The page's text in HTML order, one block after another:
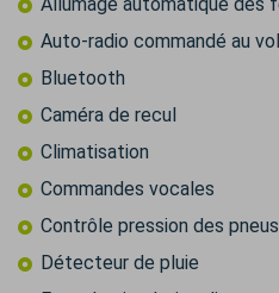
Auto-radio commandé au
Bluetooth
Caméra de recul
Climatisation
Commandes vocales
Contrôle pression des pneus
Détecteur de pluie